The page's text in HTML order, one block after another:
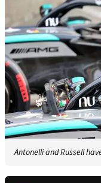
Antonelli and Russell